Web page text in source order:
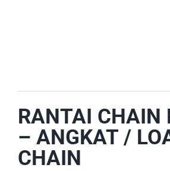
RANTAI CHAIN
– ANGKAT /
CHAIN